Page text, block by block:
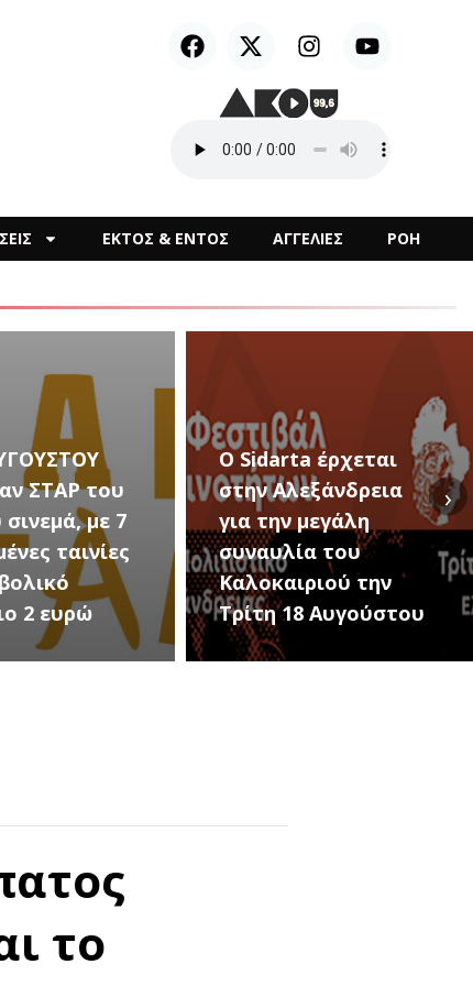
ΕΚΤΟΣ & ΕΝΤΟΣ ΑΓΓΕΛΙΕΣ ΡΟΗ
ΣΤΑΡ του
σινεμά, με 7
ταινίες
2 ευρώ
Ο Sidarta έρχεται
στην Αλεξάνδρεια
για την μεγάλη
συναυλία του
Καλοκαιριού την
Τρίτη 18 Αυγούστου
›
το